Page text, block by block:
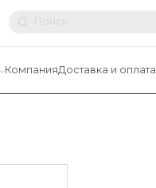
КомпанияДоставка и оплата